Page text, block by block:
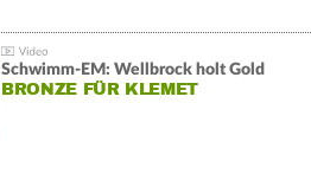
Schwimm-EM: Wellbrock holt Gold
BRONZE FÜR KLEMET